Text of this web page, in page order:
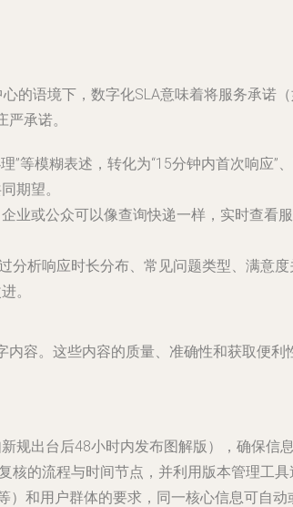
的语境下，数字化SLA意味着将服务承诺
承诺。
”等模糊表述，转化为“15分钟内首次响应”
期望。
业或公众可以像查询快递一样，实时查看
分析响应时长分布、常见问题类型、满意
。
容。这些内容的质量、准确性和获取便
规出台后48小时内发布图解版），确保信息
核的流程与时间节点，并利用版本管理工
）和用户群体的要求，同一核心信息可自